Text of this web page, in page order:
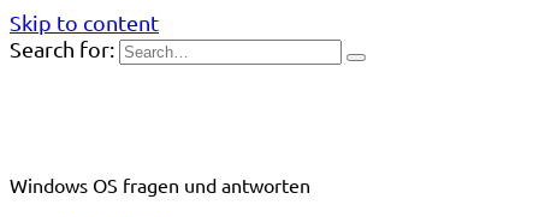
Skip to content
Search for:
Windows OS fragen und antworten